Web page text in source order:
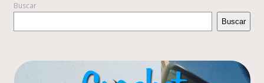
Buscar
Buscar